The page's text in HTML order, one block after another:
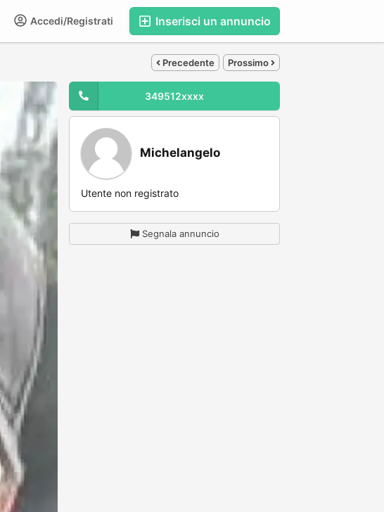
Inserisci un annuncio
Accedi/Registrati
Precedente Prossimo
349512xxxx
Michelangelo
Utente non registrato
Segnala annuncio